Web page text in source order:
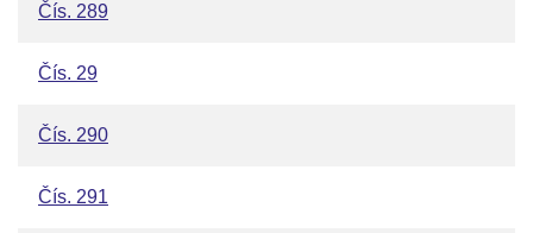
Čís. 289
Čís. 29
Čís. 290
Čís. 291